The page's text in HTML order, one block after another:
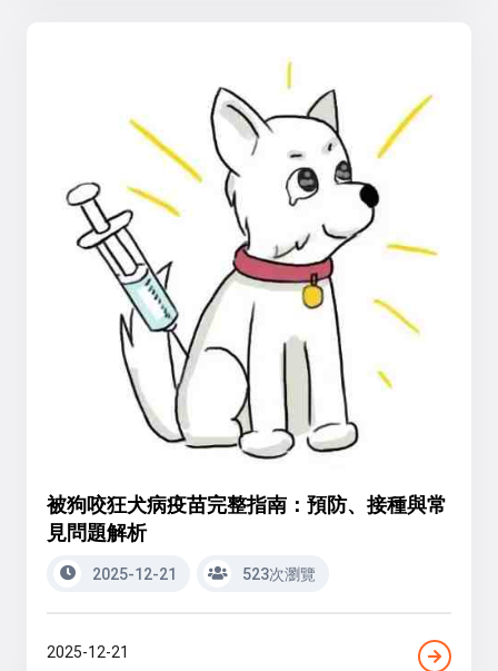
被狗咬狂犬病疫苗完整指南：預防、接種與常
見問題解析
2025-12-21 523次瀏覽
2025-12-21